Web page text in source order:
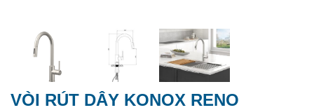
VÒI RÚT DÂY KONOX RENO